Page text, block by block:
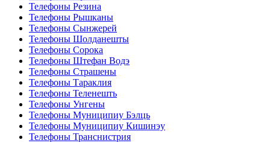
Телефоны Резина
Телефоны Рышканы
Телефоны Сынжерей
Телефоны Шолданешты
Телефоны Сорока
Телефоны Штефан Водэ
Телефоны Страшены
Телефоны Тараклия
Телефоны Теленешть
Телефоны Унгены
Телефоны Муниципиу Бэлць
Телефоны Муниципиу Кишинэу
Телефоны Транснистрия